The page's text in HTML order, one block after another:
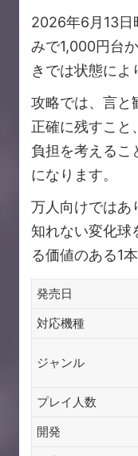
2026年6月13日
みで1,000円台
きでは状態によ
攻略では、言と
正確に残すこと
負担を考えるこ
になります。
万人向けではあ
知れない変化球
る価値のある1本
発売日
対応機種
ジャンル
プレイ人数
開発